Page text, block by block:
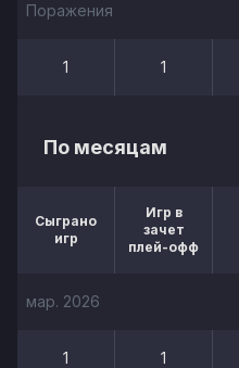
Поражения
1 1
По месяцам
Сыграно
игр
Игр в
зачет
плей-офф
мар. 2026
1 1